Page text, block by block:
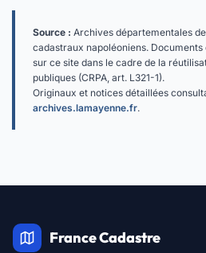
Source : Archives départementales
cadastraux napoléoniens.
sur ce site dans le cadre de la
publiques (CRPA, art. L321-1).
Originaux et notices détaillées
archives.lamayenne.fr.
France Cadastre